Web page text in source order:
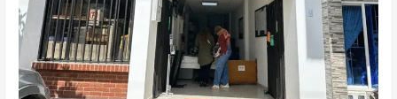
actualización
catastral
en
Yopal:
pide